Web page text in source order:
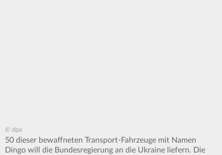
© dpa
50 dieser bewaffneten Transport-Fahrzeuge mit Namen
Dingo will die Bundesregierung an die Ukraine liefern. Die